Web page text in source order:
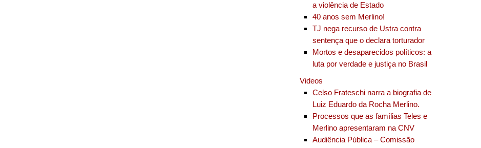
a violência de Estado
40 anos sem Merlino!
TJ nega recurso de Ustra contra
sentença que o declara torturador
Mortos e desaparecidos políticos: a
luta por verdade e justiça no Brasil
Videos
Celso Frateschi narra a biografia de
Luiz Eduardo da Rocha Merlino.
Processos que as famílias Teles e
Merlino apresentaram na CNV
Audiência Pública – Comissão